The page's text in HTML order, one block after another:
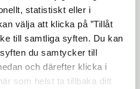
statistiskt eller i
välja att klicka på ”Tillåt
till samtliga syften. Du kan
du samtycker till
och därefter klicka i
som helst ta tillbaka ditt
centrala